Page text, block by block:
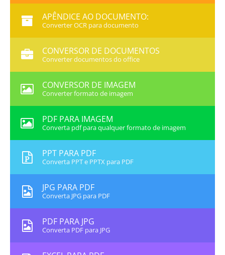
APÊNDICE AO DOCUMENTO:
Converter OCR para documento
CONVERSOR DE DOCUMENTOS
Converter documentos do office
CONVERSOR DE IMAGEM
Converter formato de imagem
PDF PARA IMAGEM
Converta pdf para qualquer formato de imagem
PPT PARA PDF
Converta PPT e PPTX para PDF
JPG PARA PDF
Converta JPG para PDF
PDF PARA JPG
Converta PDF para JPG